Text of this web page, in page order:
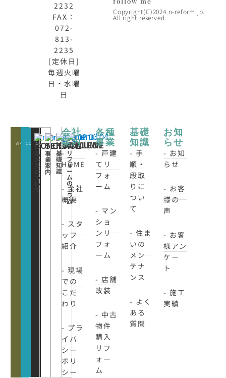
2232
FAX：
072-
813-
2235
[定休日]
毎週火曜
日・水曜
日
Copyright(C)2024 n-reform.jp.
All right reserved.
WORKSCONATCT
CLOSE
CONCEPT
私
た
ち
に
つ
い
て
SERVICE
事
業
案
内
KNOWLEDE
基
礎
知
識
COLUMN
リ
フ
ォ
ー
ム
の
コ
ラ
ム
会社
案内
-
HOME
- 会社
概要
- スタ
ッフ
紹介
- 現場
での
こだ
わり
- プラ
イバ
シー
ポリ
シー
各種
事業
- 戸建
てリ
フォ
ーム
- マン
ショ
ンリ
フォ
ーム
- 店舗
改装
- 中古
物件
購入
リフ
ォー
ム
基礎
知識
- 手
順・
段取
りに
つい
て
- 住ま
いの
メン
テナ
ンス
- よく
ある
質問
お知
らせ
- お知
らせ
- お客
様の
声
- お客
様アン
ケー
ト
- 施工
実績